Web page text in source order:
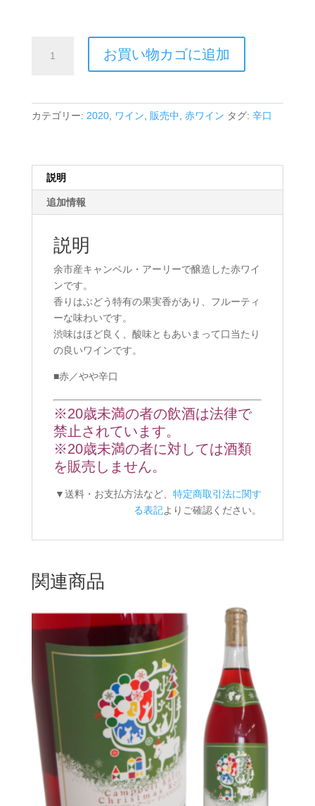
Early
お買い物カゴに追加
カテゴリー: 2020, ワイン, 販売中, 赤ワイン タグ: 辛口
説明
追加情報
説明
余市産キャンベル・アーリーで醸造した赤ワイ
ンです。
香りはぶどう特有の果実香があり、フルーティ
ーな味わいです。
渋味はほど良く、酸味ともあいまって口当たり
の良いワインです。
■赤／やや辛口
※20歳未満の者の飲酒は法律で
禁止されています。
※20歳未満の者に対しては酒類
を販売しません。
▼送料・お支払方法など、特定商取引法に関す
る表記よりご確認ください。
関連商品